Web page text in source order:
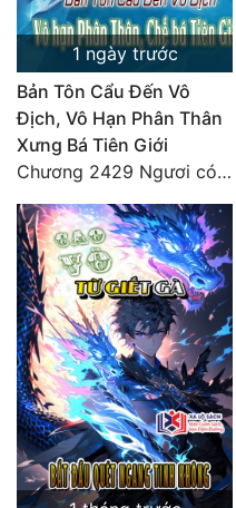
Đồng Nhân
Cẩu Đạo Trường Sinh
Ngự Thú
Truyện Nam
Truyện Nữ
Vô Địch Lưu
Xây Dựng Thế Lực
Đam Mỹ
Đẹp
Đẹp Hiệp
1 ngày trước
Bản Tôn Cẩu Đến Vô
Địch, Vô Hạn Phân Thân
Xưng Bá Tiên Giới
Chương 2429 Ngươi có tuệ nhãn? Ta có...